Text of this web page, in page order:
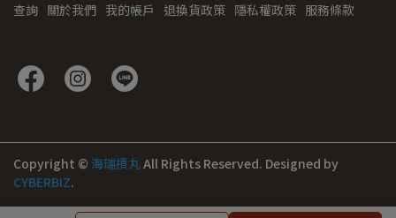
查詢 關於我們 我的帳戶 退換貨政策 隱私權政策 服務條款
Copyright © 海瑞摃丸All Rights Reserved. Designed by
CYBERBIZ.